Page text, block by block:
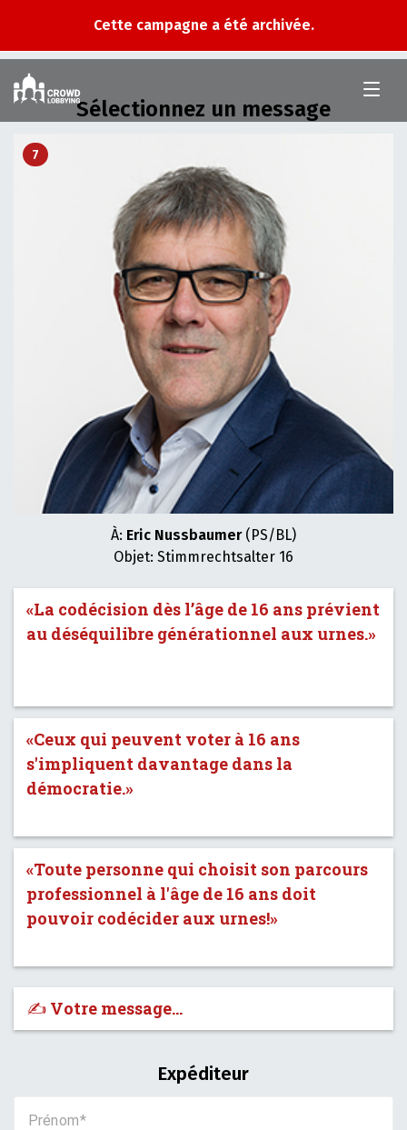
Cette campagne a été archivée.
Sélectionnez un message
7
À: Eric Nussbaumer(PS/BL)
Objet: Stimmrechtsalter 16
«La codécision dès l’âge de 16 ans prévient
au déséquilibre générationnel aux urnes.»
«Ceux qui peuvent voter à 16 ans
s'impliquent davantage dans la
démocratie.»
«Toute personne qui choisit son parcours
professionnel à l'âge de 16 ans doit
pouvoir codécider aux urnes!»
✍️ Votre message…
Expéditeur
Prénom